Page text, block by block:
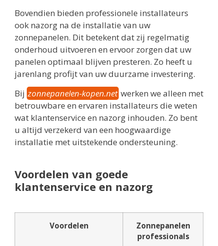
Bovendien bieden professionele installateurs
ook nazorg na de installatie van uw
zonnepanelen. Dit betekent dat zij regelmatig
onderhoud uitvoeren en ervoor zorgen dat uw
panelen optimaal blijven presteren. Zo heeft u
jarenlang profijt van uw duurzame investering.
Bij zonnepanelen-kopen.net werken we alleen met
betrouwbare en ervaren installateurs die weten
wat klantenservice en nazorg inhouden. Zo bent
u altijd verzekerd van een hoogwaardige
installatie met uitstekende ondersteuning.
Voordelen van goede
klantenservice en nazorg
Voordelen
Zonnepanelen
professionals